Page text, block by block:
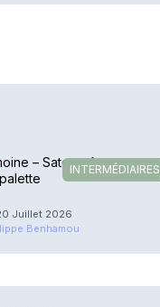
INTERMÉDIAIRES
– Sateco Assurance
Juillet 2026
Benhamou